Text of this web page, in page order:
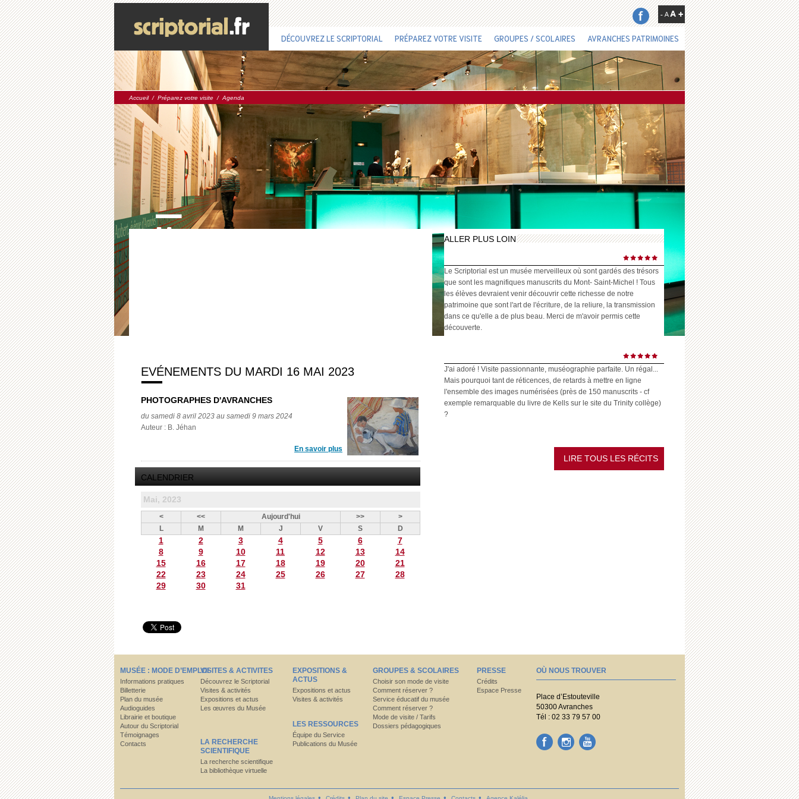
DÉCOUVREZ LE SCRIPTORIAL PRÉPAREZ VOTRE VISITE GROUPES / SCOLAIRES AVRANCHES PATRIMOINES
Accueil/ Préparez votre visite / Agenda
EVÉNEMENTS DU MARDI 16 MAI 2023
PHOTOGRAPHES D'AVRANCHES
du samedi 8 avril 2023 au samedi 9 mars 2024
Auteur : B. Jéhan
En savoir plus
CALENDRIER
Mai, 2023
< << Aujourd'hui >>
>
L
M M J V S D
1 2 3 4 5 6
7
8
9 10 11 12 13
14
15
16 17 18 19 20
21
22
23 24 25 26 27
28
29
30 31
ALLER PLUS LOIN
Le Scriptorial est un musée merveilleux où sont gardés des trésors
que sont les magnifiques manuscrits du Mont- Saint-Michel ! Tous
les élèves devraient venir découvrir cette richesse de notre
patrimoine que sont l'art de l'écriture, de la reliure, la transmission
dans ce qu'elle a de plus beau. Merci de m'avoir permis cette
découverte.
J'ai adoré ! Visite passionnante, muséographie parfaite. Un régal...
Mais pourquoi tant de réticences, de retards à mettre en ligne
l'ensemble des images numérisées (près de 150 manuscrits - cf
exemple remarquable du livre de Kells sur le site du Trinity collège)
?
LIRE TOUS LES RÉCITS
MUSÉE : MODE D’EMPLOI
Informations pratiques
Billetterie
Plan du musée
Audioguides
Librairie et boutique
Autour du Scriptorial
Témoignages
Contacts
VISITES & ACTIVITES
Découvrez le Scriptorial
Visites & activités
Expositions et actus
Les œuvres du Musée
LA RECHERCHE
SCIENTIFIQUE
La recherche scientifique
La bibliothèque virtuelle
EXPOSITIONS &
ACTUS
Expositions et actus
Visites & activités
LES RESSOURCES
Équipe du Service
Publications du Musée
GROUPES & SCOLAIRES
Choisir son mode de visite
Comment réserver ?
Service éducatif du musée
Comment réserver ?
Mode de visite / Tarifs
Dossiers pédagogiques
PRESSE
Crédits
Espace Presse
OÙ NOUS TROUVER
Place d’Estouteville
50300 Avranches
Tél : 02 33 79 57 00